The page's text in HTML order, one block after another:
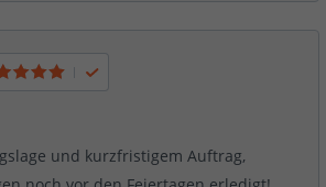
und kurzfristigem Auftrag,